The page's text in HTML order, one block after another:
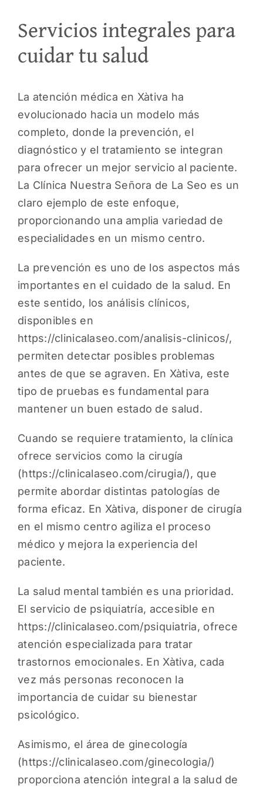
Servicios integrales para
cuidar tu salud
La atención médica en Xàtiva ha
evolucionado hacia un modelo más
completo, donde la prevención, el
diagnóstico y el tratamiento se integran
para ofrecer un mejor servicio al paciente.
La Clínica Nuestra Señora de La Seo es un
claro ejemplo de este enfoque,
proporcionando una amplia variedad de
especialidades en un mismo centro.
La prevención es uno de los aspectos más
importantes en el cuidado de la salud. En
este sentido, los análisis clínicos,
disponibles en
https://clinicalaseo.com/analisis-clinicos/,
permiten detectar posibles problemas
antes de que se agraven. En Xàtiva, este
tipo de pruebas es fundamental para
mantener un buen estado de salud.
Cuando se requiere tratamiento, la clínica
ofrece servicios como la cirugía
(https://clinicalaseo.com/cirugia/), que
permite abordar distintas patologías de
forma eficaz. En Xàtiva, disponer de cirugía
en el mismo centro agiliza el proceso
médico y mejora la experiencia del
paciente.
La salud mental también es una prioridad.
El servicio de psiquiatría, accesible en
https://clinicalaseo.com/psiquiatria, ofrece
atención especializada para tratar
trastornos emocionales. En Xàtiva, cada
vez más personas reconocen la
importancia de cuidar su bienestar
psicológico.
Asimismo, el área de ginecología
(https://clinicalaseo.com/ginecologia/)
proporciona atención integral a la salud de